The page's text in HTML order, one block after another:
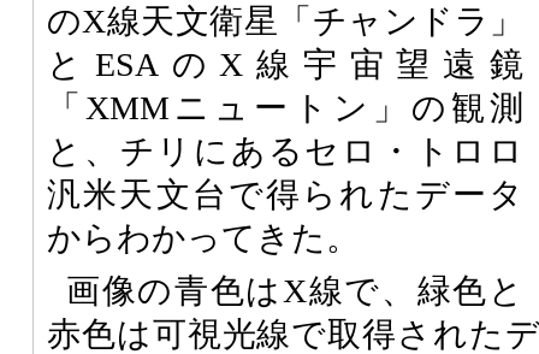
のX線天文衛星「チャンドラ」
とESAのX線宇宙望遠鏡
「XMMニュートン」の観測
と、チリにあるセロ・トロロ
汎米天文台で得られたデータ
からわかってきた。
画像の青色はX線で、緑色と
赤色は可視光線で取得された